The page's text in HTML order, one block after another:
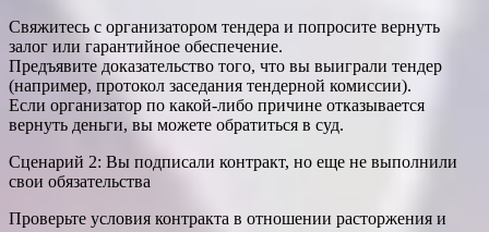
Свяжитесь с организатором тендера и попросите вернуть
залог или гарантийное обеспечение.
Предъявите доказательство того, что вы выиграли тендер
(например, протокол заседания тендерной комиссии).
Если организатор по какой-либо причине отказывается
вернуть деньги, вы можете обратиться в суд.
Сценарий 2: Вы подписали контракт, но еще не выполнили
свои обязательства
Проверьте условия контракта в отношении расторжения и